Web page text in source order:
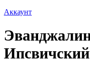
Аккаунт